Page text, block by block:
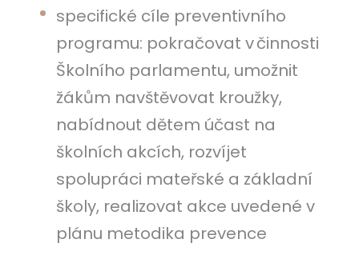
specifické cíle preventivního
programu: pokračovat v činnosti
Školního parlamentu, umožnit
žákům navštěvovat kroužky,
nabídnout dětem účast na
školních akcích, rozvíjet
spolupráci mateřské a základní
školy, realizovat akce uvedené v
plánu metodika prevence